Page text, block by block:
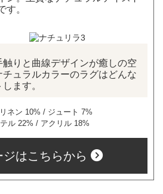
す。
りと曲線デザインが癒しの空
ュラルカラーのラグはどんな
ます。
ネン 10% / ジュート 7%
ル 22% / アクリル 18%
はこちらから